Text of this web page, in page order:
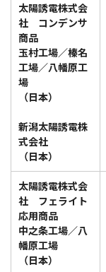
太陽誘電株式会
社 コンデンサ
商品
玉村工場／榛名
工場／八幡原工
場
（日本）
新潟太陽誘電株
式会社
（日本）
太陽誘電株式会
社 フェライト
応用商品
中之条工場／八
幡原工場
（日本）